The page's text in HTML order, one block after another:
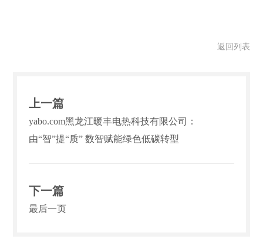
返回列表
上一篇
yabo.com黑龙江暖丰电热科技有限公司：
由“智”提“质” 数智赋能绿色低碳转型
下一篇
最后一页